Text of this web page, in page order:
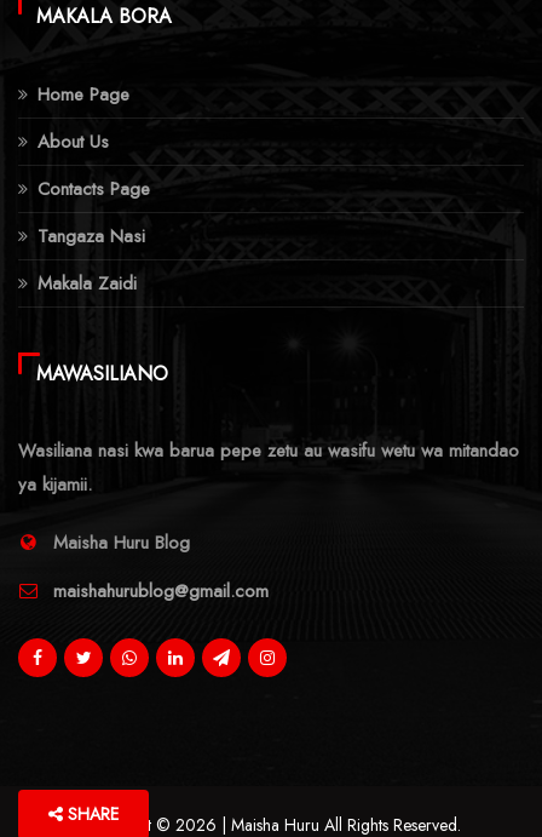
MAKALA BORA
Home Page
About Us
Contacts Page
Tangaza Nasi
Makala Zaidi
MAWASILIANO
Wasiliana nasi kwa barua pepe zetu au wasifu wetu wa mitandao
ya kijamii.
Maisha Huru Blog
maishahurublog@gmail.com
Copyright © 2026 | Maisha Huru All Rights Reserved.
SHARE